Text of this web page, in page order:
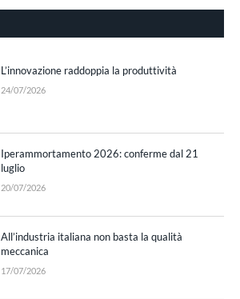
L’innovazione raddoppia la produttività
24/07/2026
Iperammortamento 2026: conferme dal 21
luglio
20/07/2026
All’industria italiana non basta la qualità
meccanica
17/07/2026